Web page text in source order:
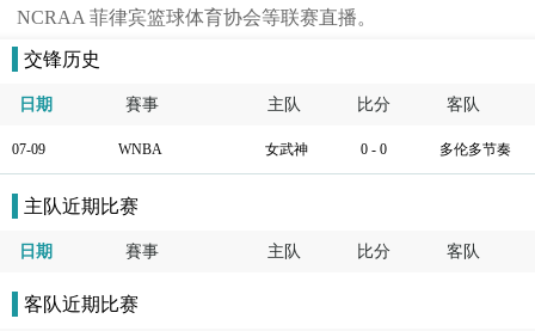
NCRAA 菲律宾篮球体育协会等联赛直播。
交锋历史
日期 賽事 主队 比分 客队
07-09 WNBA 女武神 0 - 0 多伦多节奏
主队近期比赛
日期 賽事 主队 比分 客队
客队近期比赛